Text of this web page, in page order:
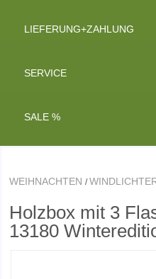
LIEFERUNG+ZAHLUNG
SERVICE
SALE %
WEIHNACHTEN /
Holzbox mit 3
13180